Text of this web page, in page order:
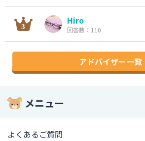
Hiro
回答数：110
アドバイザー一覧
メニュー
よくあるご質問